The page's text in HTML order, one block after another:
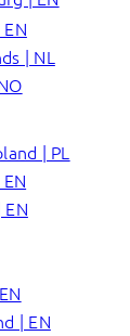
| NL
| PL
| EN